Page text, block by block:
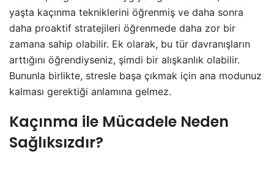
yaşta kaçınma tekniklerini öğrenmiş ve daha sonra
daha proaktif stratejileri öğrenmede daha zor bir
zamana sahip olabilir. Ek olarak, bu tür davranışların
arttığını öğrendiyseniz, şimdi bir alışkanlık olabilir.
Bununla birlikte, stresle başa çıkmak için ana modunuz
kalması gerektiği anlamına gelmez.
Kaçınma ile Mücadele Neden
Sağlıksızdır?